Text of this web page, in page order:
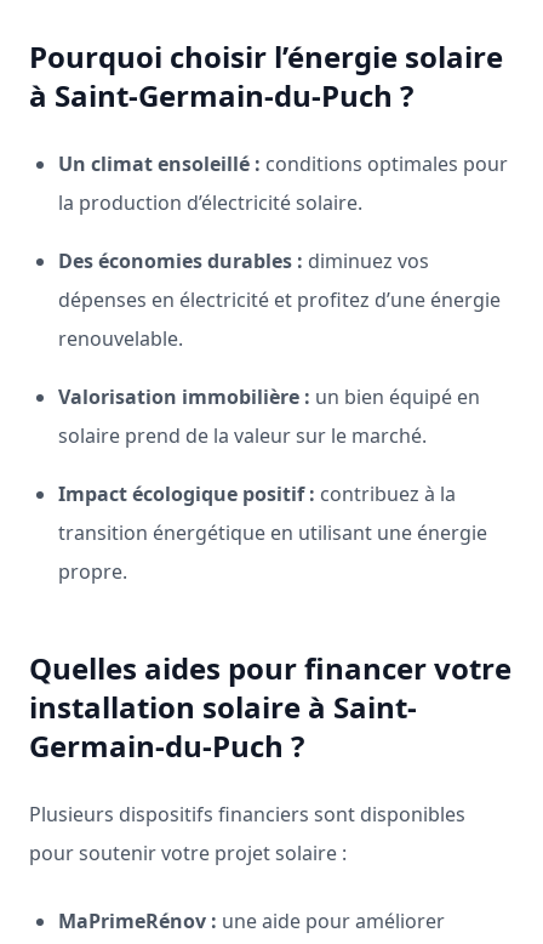
Pourquoi choisir l’énergie solaire
à Saint-Germain-du-Puch ?
Un climat ensoleillé : conditions optimales pour
la production d’électricité solaire.
Des économies durables : diminuez vos
dépenses en électricité et profitez d’une énergie
renouvelable.
Valorisation immobilière : un bien équipé en
solaire prend de la valeur sur le marché.
Impact écologique positif : contribuez à la
transition énergétique en utilisant une énergie
propre.
Quelles aides pour financer votre
installation solaire à Saint-
Germain-du-Puch ?
Plusieurs dispositifs financiers sont disponibles
pour soutenir votre projet solaire :
MaPrimeRénov : une aide pour améliorer